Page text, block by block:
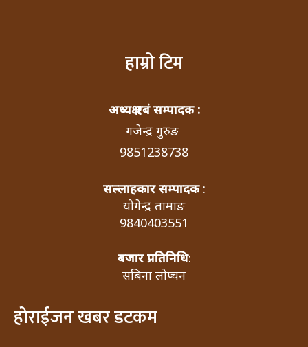
हाम्रो टिम
अध्यक्ष एबं सम्पादक :
गजेन्द्र गुरुङ
9851238738
सल्लाहकार सम्पादक:
योगेन्द्र तामाङ
9840403551
बजार प्रतिनिधि:
सबिना लोप्चन
होराईजन खबर डटकम